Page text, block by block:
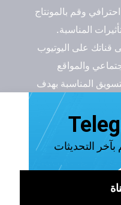
وقم بالمونتاج
المناسبة.
قناتك على اليوتيوب
والمواقع
المناسبة بهدف
لقناتك بأسعار مناسبة
الموقع المناسب لك. يوفر
بأسعار معقولة،
لأنه لا يعتمد على